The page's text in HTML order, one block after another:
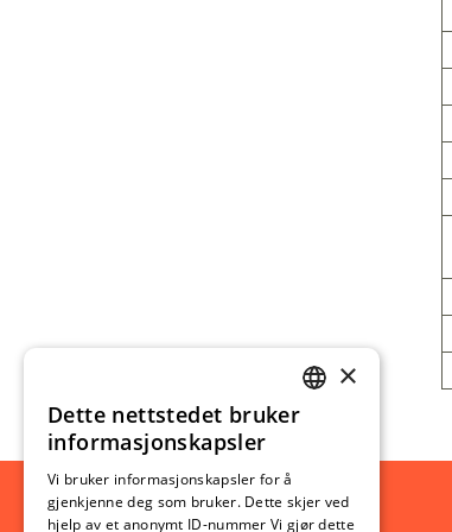
NORWEGIAN
×
Dette nettstedet bruker
informasjonskapsler
Vi bruker informasjonskapsler for å
gjenkjenne deg som bruker. Dette skjer ved
hjelp av et anonymt ID-nummer Vi gjør dette